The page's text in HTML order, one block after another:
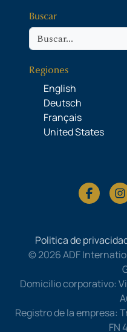
Buscar
Buscar
Regiones
English
Deutsch
Français
United States
Politica de
© 2026 ADF
Domicilio corporativo:
Registro de la empresa:
FN